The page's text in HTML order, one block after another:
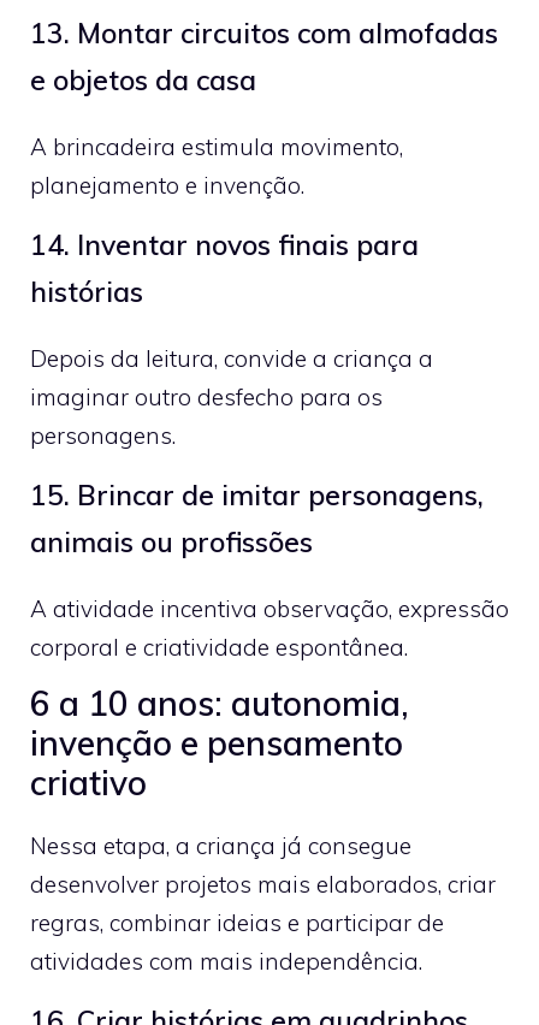
13. Montar circuitos com almofadas
e objetos da casa
A brincadeira estimula movimento,
planejamento e invenção.
14. Inventar novos finais para
histórias
Depois da leitura, convide a criança a
imaginar outro desfecho para os
personagens.
15. Brincar de imitar personagens,
animais ou profissões
A atividade incentiva observação, expressão
corporal e criatividade espontânea.
6 a 10 anos: autonomia,
invenção e pensamento
criativo
Nessa etapa, a criança já consegue
desenvolver projetos mais elaborados, criar
regras, combinar ideias e participar de
atividades com mais independência.